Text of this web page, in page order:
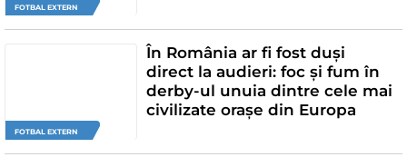
FOTBAL EXTERN
FOTBAL EXTERN
În România ar fi fost duși
direct la audieri: foc și fum în
derby-ul unuia dintre cele mai
civilizate orașe din Europa